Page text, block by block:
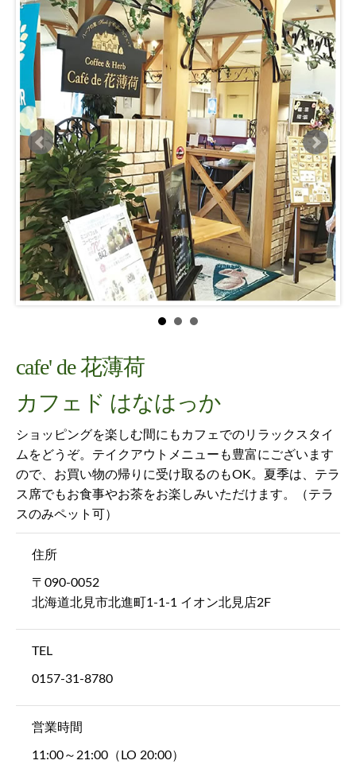
cafe' de 花薄荷
カフェド はなはっか
ショッピングを楽しむ間にもカフェでのリラックスタイ
ムをどうぞ。テイクアウトメニューも豊富にございます
ので、お買い物の帰りに受け取るのもOK。夏季は、テラ
ス席でもお食事やお茶をお楽しみいただけます。（テラ
スのみペット可）
住所
〒090-0052
北海道北見市北進町1-1-1 イオン北見店2F
TEL
0157-31-8780
営業時間
11:00～21:00（LO 20:00）